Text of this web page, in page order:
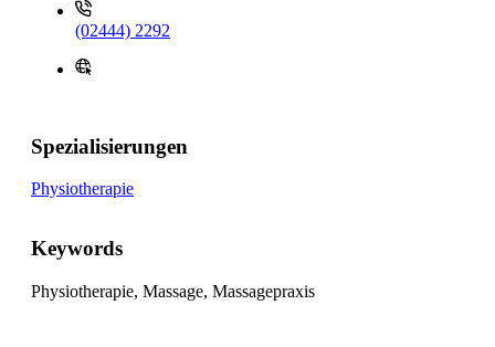
(02444) 2292
Spezialisierungen
Physiotherapie
Keywords
Physiotherapie, Massage, Massagepraxis